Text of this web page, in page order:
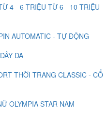
4 - 6 TRIỆU TỪ 6 - 10 TRIỆU
AUTOMATIC - TỰ ĐỘNG
DÂY DA
THỜI TRANG CLASSIC - CỔ
OLYMPIA STAR NAM